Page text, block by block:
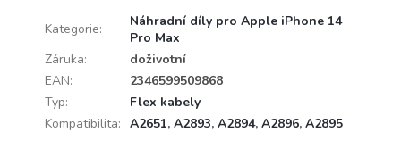
Kategorie:
Náhradní díly pro Apple iPhone 14
Pro Max
Záruka:
doživotní
EAN:
2346599509868
Typ:
Flex kabely
Kompatibilita: A2651, A2893, A2894, A2896, A2895